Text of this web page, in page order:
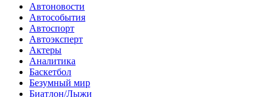
Автоновости
Автособытия
Автоспорт
Автоэксперт
Актеры
Аналитика
Баскетбол
Безумный мир
Биатлон/Лыжи